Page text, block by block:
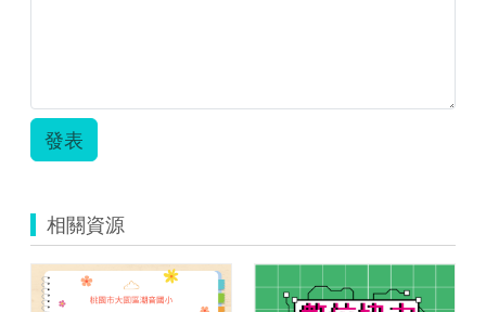
發表
相關資源